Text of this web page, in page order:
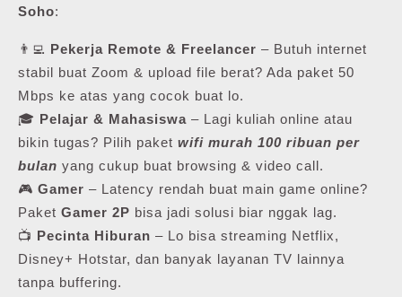
Soho:
👨‍💻 Pekerja Remote & Freelancer – Butuh internet
stabil buat Zoom & upload file berat? Ada paket 50
Mbps ke atas yang cocok buat lo.
🎓 Pelajar & Mahasiswa – Lagi kuliah online atau
bikin tugas? Pilih paket wifi murah 100 ribuan per
bulan yang cukup buat browsing & video call.
🎮 Gamer – Latency rendah buat main game online?
Paket Gamer 2P bisa jadi solusi biar nggak lag.
📺 Pecinta Hiburan – Lo bisa streaming Netflix,
Disney+ Hotstar, dan banyak layanan TV lainnya
tanpa buffering.